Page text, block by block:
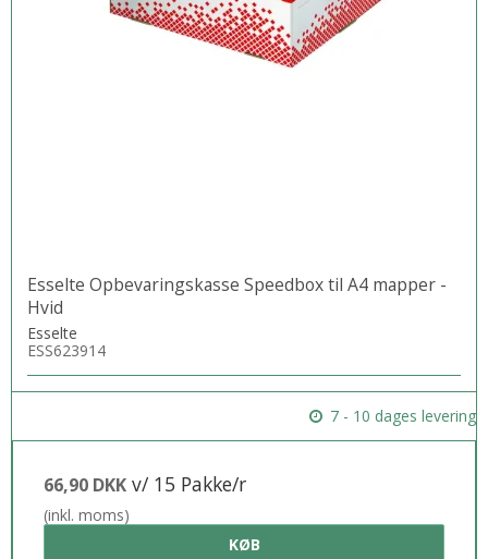
Esselte Opbevaringskasse Speedbox til A4 mapper -
Hvid
Esselte
ESS623914
7 - 10 dages levering
66,90 DKK v/ 15 Pakke/r
(inkl. moms)
KØB